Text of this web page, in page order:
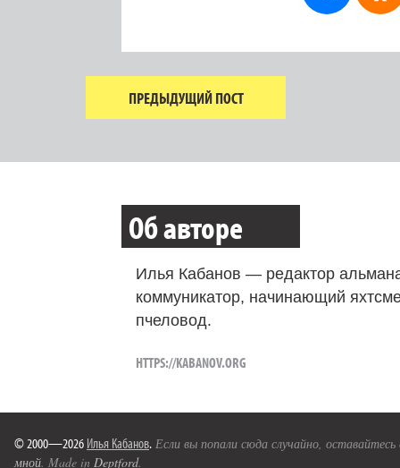
ПРЕДЫДУЩИЙ ПОСТ
Об авторе
Илья Кабанов — редактор
коммуникатор, начинающий
пчеловод.
HTTPS://KABANOV.ORG
© 2000—2026 Илья Кабанов. Если вы попали сюда случайно,
мной. Made in Deptford.